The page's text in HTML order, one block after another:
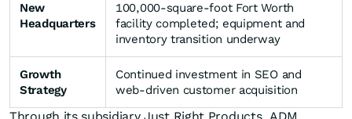
New
Headquarters
100,000-square-foot Fort Worth
facility completed; equipment and
inventory transition underway
Growth
Strategy
Continued investment in SEO and
web-driven customer acquisition